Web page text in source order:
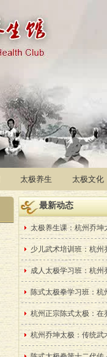
太极养生 太极文化
最新动态
太极养生课：杭州乔坤
少儿武术培训班：杭
成人太极学习班：杭
陈式太极拳学习班：
杭州正宗陈式太极：在
杭州乔坤太极：传统武